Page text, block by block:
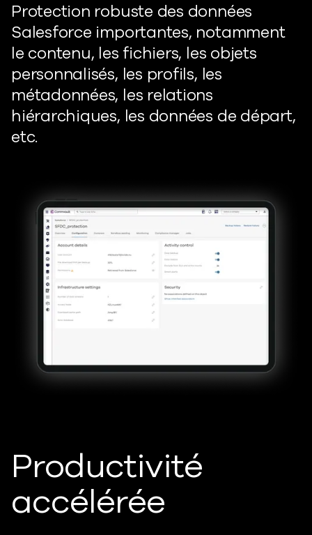
Protection robuste des données
Salesforce importantes, notamment
le contenu, les fichiers, les objets
personnalisés, les profils, les
métadonnées, les relations
hiérarchiques, les données de départ,
etc.
Productivité
accélérée